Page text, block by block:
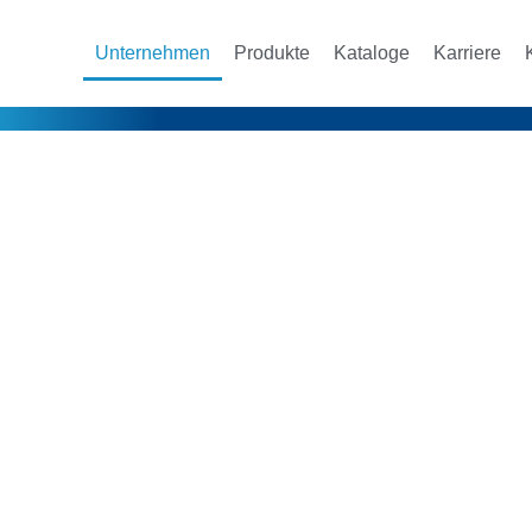
Unternehmen Produkte Kataloge Karriere